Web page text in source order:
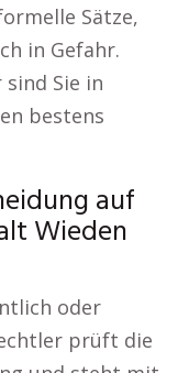
Sätze,
in Gefahr.
sind Sie in
bestens
auf
Wieden
oder
prüft die